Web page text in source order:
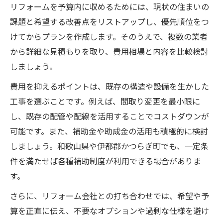
リフォームを予算内に収めるためには、現状の住まいの
課題と希望する改善点をリストアップし、優先順位をつ
けてからプランを作成します。そのうえで、複数の業者
から詳細な見積もりを取り、費用相場と内容を比較検討
しましょう。
費用を抑えるポイントは、既存の構造や設備を生かした
工事を選ぶことです。例えば、間取り変更を最小限に
し、既存の配管や配線を活用することでコストダウンが
可能です。また、補助金や助成金の活用も積極的に検討
しましょう。和歌山県や伊都郡かつらぎ町でも、一定条
件を満たせば各種補助制度が利用できる場合がありま
す。
さらに、リフォーム会社との打ち合わせでは、希望や予
算を正直に伝え、不要なオプションや過剰な仕様を避け